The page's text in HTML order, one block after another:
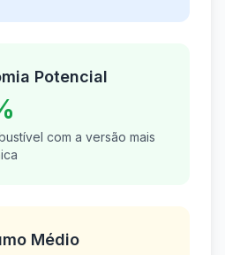
Potencial
com a versão mais
Médio